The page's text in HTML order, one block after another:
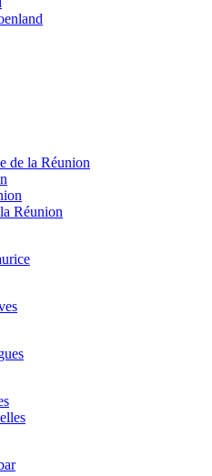
de la Réunion
Réunion